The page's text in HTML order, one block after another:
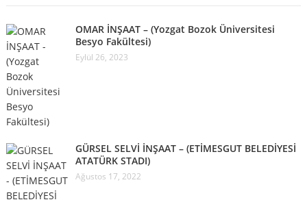
OMAR İNŞAAT – (Yozgat Bozok Üniversitesi
Besyo Fakültesi)
Eylül 26, 2023
GÜRSEL SELVİ İNŞAAT – (ETİMESGUT BELEDİYESİ
ATATÜRK STADI)
Ağustos 17, 2022